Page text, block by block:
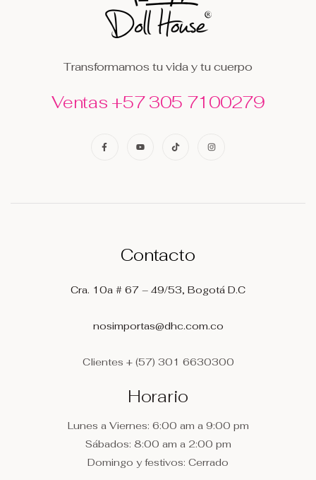
Transformamos tu vida y tu cuerpo
Ventas +57 305 7100279
Contacto
Cra. 10a # 67 – 49/53, Bogotá D.C
nosimportas@dhc.com.co
Clientes + (57) 301 6630300
Horario
Lunes a Viernes: 6:00 am a 9:00 pm
Sábados: 8:00 am a 2:00 pm
Domingo y festivos: Cerrado